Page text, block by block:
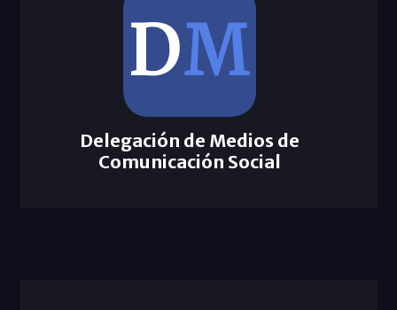
Delegación de Medios de
Comunicación Social